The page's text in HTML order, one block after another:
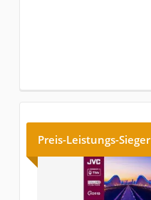
Preis-Leistungs-Sieger